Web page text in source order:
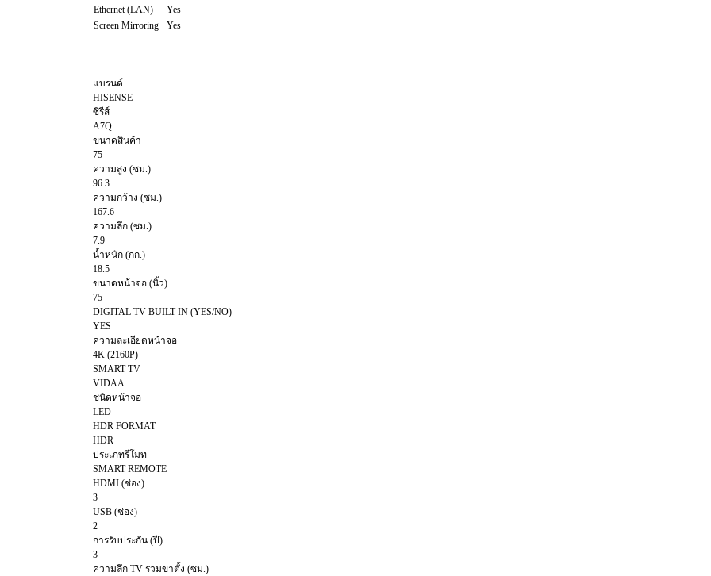
Ethernet (LAN)
Yes
Screen Mirroring
Yes
แบรนด์
HISENSE
ซีรีส์
A7Q
ขนาดสินค้า
75
ความสูง (ซม.)
96.3
ความกว้าง (ซม.)
167.6
ความลึก (ซม.)
7.9
น้ำหนัก (กก.)
18.5
ขนาดหน้าจอ (นิ้ว)
75
DIGITAL TV BUILT IN (YES/NO)
YES
ความละเอียดหน้าจอ
4K (2160P)
SMART TV
VIDAA
ชนิดหน้าจอ
LED
HDR FORMAT
HDR
ประเภทรีโมท
SMART REMOTE
HDMI (ช่อง)
3
USB (ช่อง)
2
การรับประกัน (ปี)
3
ความลึก TV รวมขาตั้ง (ซม.)